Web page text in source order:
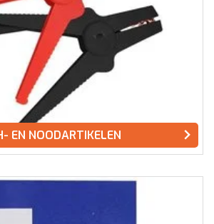
EN NOODARTIKELEN